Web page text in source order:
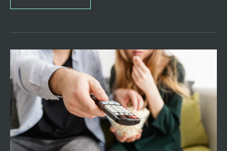
HET
LEVEN
DE
ERFENIS
VAN
IGNACE
CROMBÉ